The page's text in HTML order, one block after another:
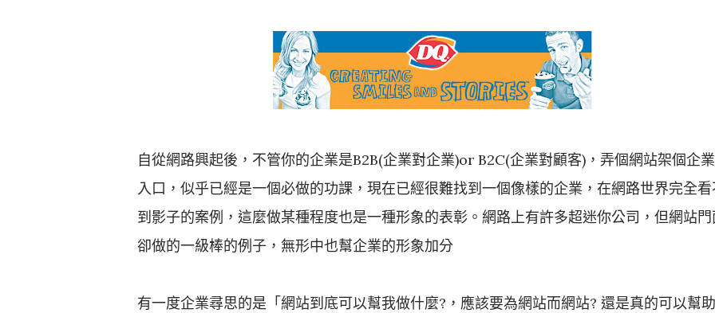
自從網路興起後，不管你的企業是B2B(企業對企業)or B2C(企業對顧客)，弄個網站架個企業
入口，似乎已經是一個必做的功課，現在已經很難找到一個像樣的企業，在網路世界完全看
到影子的案例，這麼做某種程度也是一種形象的表彰。網路上有許多超迷你公司，但網站門
卻做的一級棒的例子，無形中也幫企業的形象加分
有一度企業尋思的是「網站到底可以幫我做什麼?，應該要為網站而網站? 還是真的可以幫助